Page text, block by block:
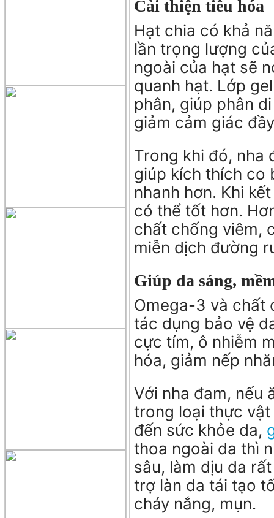
Cải thiện tiêu hóa
Hạt chia có khả
lần trọng lượng
ngoài của hạt sẽ
quanh hạt. Lớp
phân, giúp phân
giảm cảm giác
Trong khi đó, nha
giúp kích thích co
nhanh hơn. Khi
có thể tốt hơn.
chất chống viêm,
miễn dịch đường
Giúp da sáng,
Omega-3 và chất
tác dụng bảo vệ
cực tím, ô nhiễm
hóa, giảm nếp
Với nha đam, nếu
trong loại thực
đến sức khỏe da,
thoa ngoài da thì
sâu, làm dịu da
trợ làn da tái tạo
cháy nắng, mụn.